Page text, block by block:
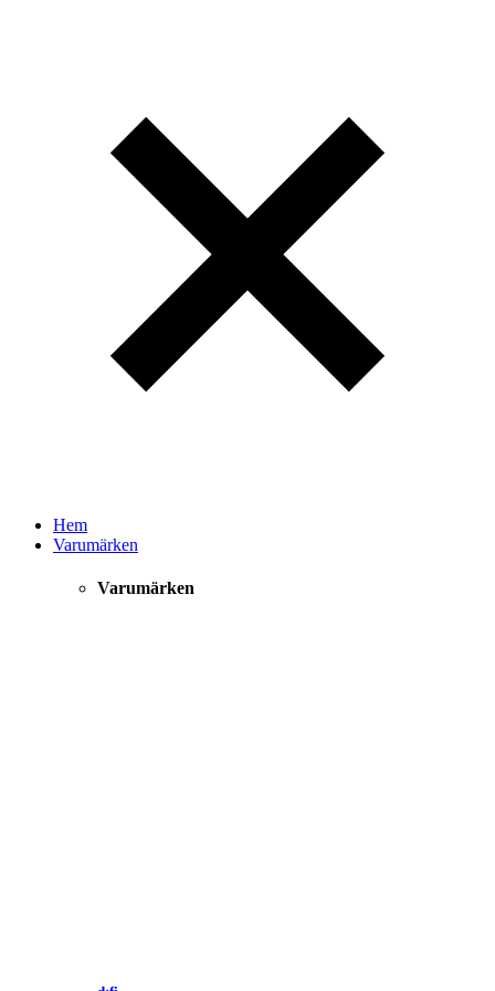
Hem
Varumärken
Varumärken